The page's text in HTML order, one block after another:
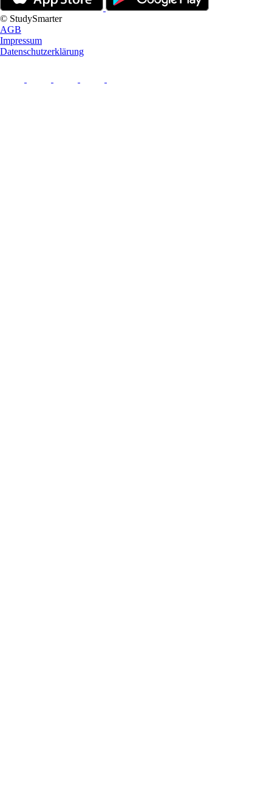
© StudySmarter
AGB
Impressum
Datenschutzerklärung